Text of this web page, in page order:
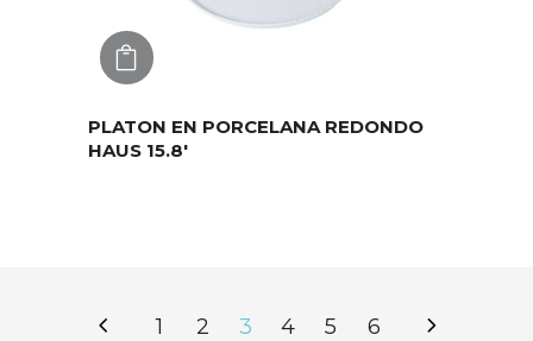
PLATON EN PORCELANA REDONDO
HAUS 15.8′
1 2 3 4 5 6